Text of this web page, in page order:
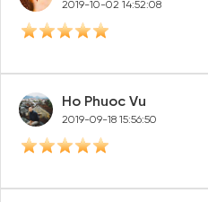
2019-10-02 14:52:08
Ho Phuoc Vu
2019-09-18 15:56:50
Tạo tài khoản
Tạo tài khoản để có thể